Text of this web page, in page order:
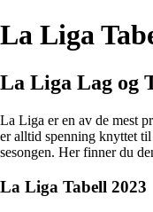
La Liga
La Liga Lag og
La Liga er en av de mest
er alltid spenning knyttet
sesongen. Her finner du
La Liga Tabell 2023